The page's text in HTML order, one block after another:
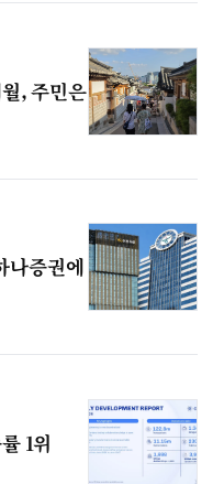
, 주민은
나증권에
1위